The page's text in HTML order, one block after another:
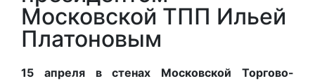
Московской ТПП Ильей
Платоновым
15 апреля в стенах Московской Торгово-